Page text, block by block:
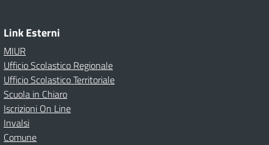
Link Esterni
MIUR
Ufficio Scolastico Regionale
Ufficio Scolastico Territoriale
Scuola in Chiaro
Iscrizioni On Line
Invalsi
Comune